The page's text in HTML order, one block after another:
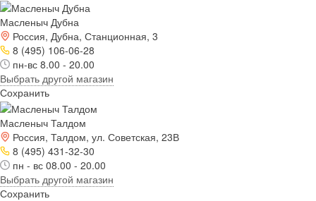
Масленыч Дубна
Россия, Дубна, Станционная, 3
8 (495) 106-06-28
пн-вс 8.00 - 20.00
Выбрать другой магазин
Сохранить
Масленыч Талдом
Россия, Талдом, ул. Советская, 23В
8 (495) 431-32-30
пн - вс 08.00 - 20.00
Выбрать другой магазин
Сохранить